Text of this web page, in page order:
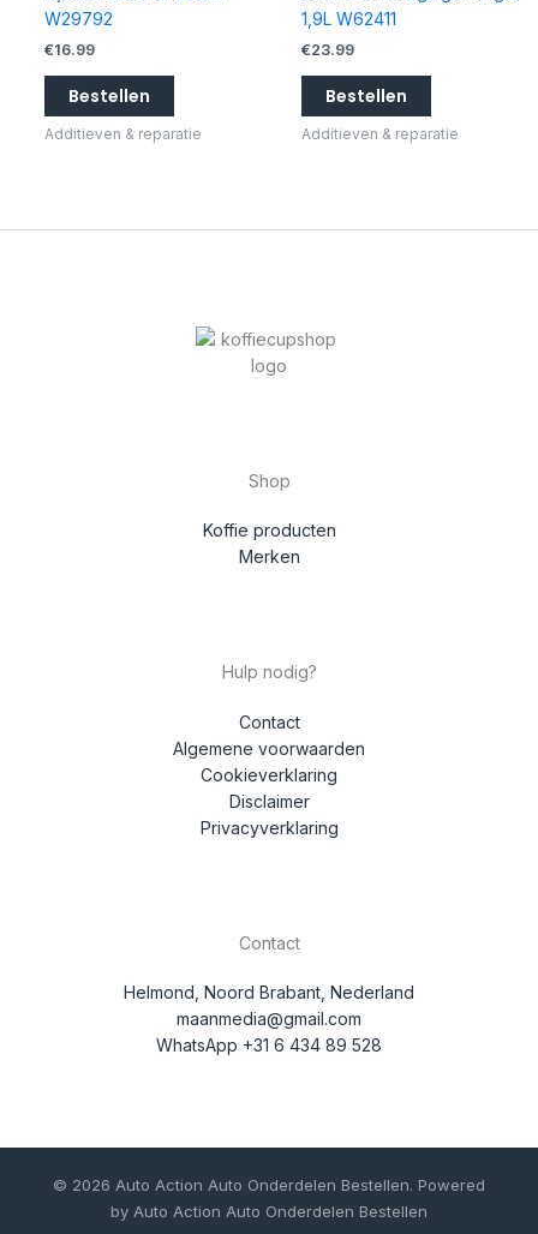
W29792
€16.99
Bestellen
Additieven & reparatie
1,9L W62411
€23.99
Bestellen
Additieven & reparatie
Shop
Koffie producten
Merken
Hulp nodig?
Contact
Algemene voorwaarden
Cookieverklaring
Disclaimer
Privacyverklaring
Contact
Helmond, Noord Brabant, Nederland
maanmedia@gmail.com
WhatsApp +31 6 434 89 528
© 2026 Auto Action Auto Onderdelen Bestellen. Powered
by Auto Action Auto Onderdelen Bestellen